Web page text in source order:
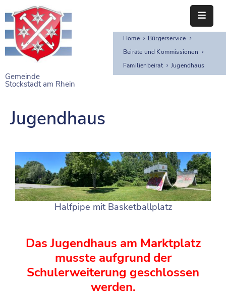
Gemeinde
Stockstadt am Rhein
STARTSEITE
BÜRGERSERVICE
EINRICHTUNGEN
FREIZEITEINRICHTUNGEN
VEREINE
Home
Bürgerservice
Beiräte und Kommissionen
Familienbeirat
Jugendhaus
Jugendhaus
Halfpipe mit Basketballplatz
Das Jugendhaus am Marktplatz
musste aufgrund der
Schulerweiterung geschlossen
werden.